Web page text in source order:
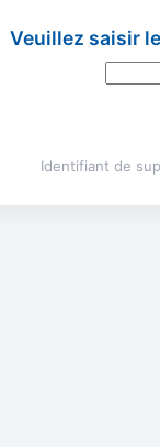
Veuillez saisir
Identifiant de